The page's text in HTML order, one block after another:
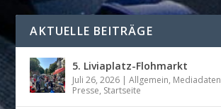
AKTUELLE BEITRÄGE
5. Liviaplatz-Flohmarkt
Juli 26, 2026 |Allgemein, Mediadaten
Presse, Startseite